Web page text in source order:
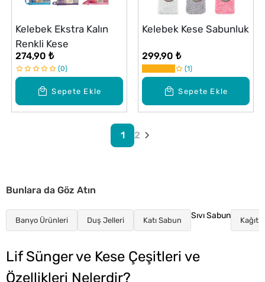
Sepete Ekle
Kelebek Ekstra Kalın
Renkli Kese
274,90 ₺
0
Sepete Ekle
Kelebek Kese Sabunluk
299,90 ₺
1
1 2
Bunlara da Göz Atın
Banyo Ürünleri Duş Jelleri Katı Sabun Sıvı Sabun Kağıt
Lif Sünger ve Kese Çeşitleri ve
Özellikleri Nelerdir?